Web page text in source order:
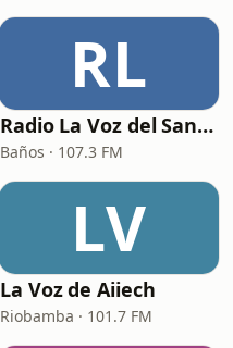
RL
Radio La Voz del Santuario
Baños · 107.3 FM
LV
La Voz de Aiiech
Riobamba · 101.7 FM